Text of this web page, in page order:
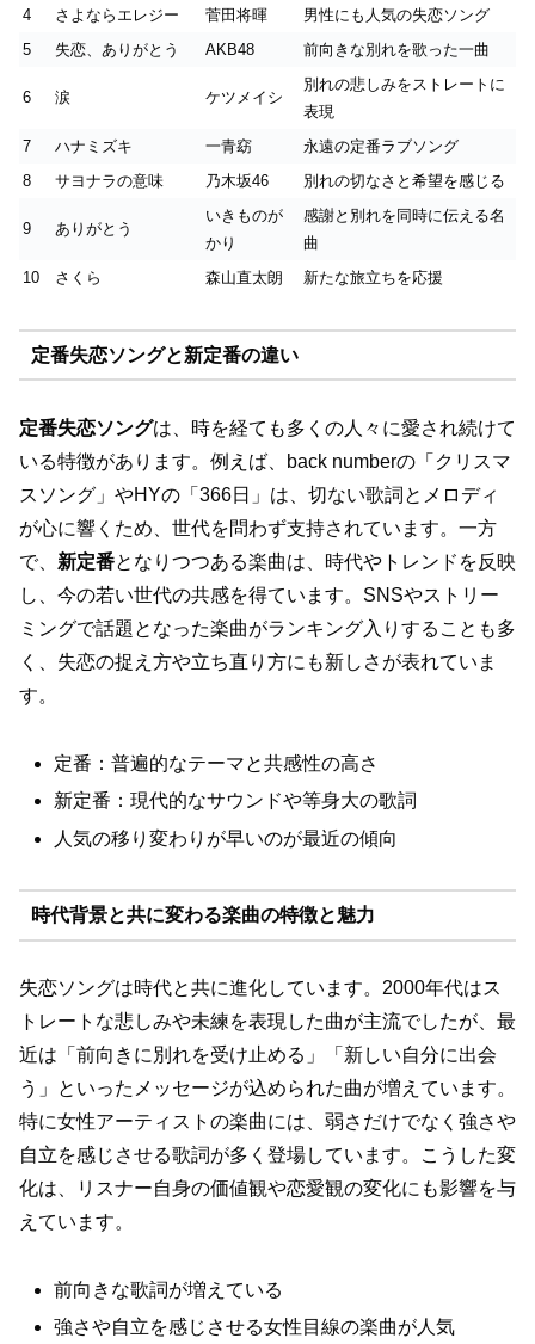
4
さよならエレジー 菅田将暉
男性にも人気の失恋ソング
5
失恋、ありがとう AKB48 前向きな別れを歌った一曲
6 涙 ケツメイシ
別れの悲しみをストレートに
表現
7
ハナミズキ 一青窈
永遠の定番ラブソング
8
サヨナラの意味 乃木坂46 別れの切なさと希望を感じる
9 ありがとう
いきものが
かり
感謝と別れを同時に伝える名
曲
10
さくら 森山直太朗 新たな旅立ちを応援
定番失恋ソングと新定番の違い
定番失恋ソングは、時を経ても多くの人々に愛され続けて
いる特徴があります。例えば、back numberの「クリスマ
スソング」やHYの「366日」は、切ない歌詞とメロディ
が心に響くため、世代を問わず支持されています。一方
で、 新定番となりつつある楽曲は、時代やトレンドを反映
し、今の若い世代の共感を得ています。SNSやストリー
ミングで話題となった楽曲がランキング入りすることも多
く、失恋の捉え方や立ち直り方にも新しさが表れていま
す。
定番：普遍的なテーマと共感性の高さ
新定番：現代的なサウンドや等身大の歌詞
人気の移り変わりが早いのが最近の傾向
時代背景と共に変わる楽曲の特徴と魅力
失恋ソングは時代と共に進化しています。2000年代はス
トレートな悲しみや未練を表現した曲が主流でしたが、最
近は「前向きに別れを受け止める」「新しい自分に出会
う」といったメッセージが込められた曲が増えています。
特に女性アーティストの楽曲には、弱さだけでなく強さや
自立を感じさせる歌詞が多く登場しています。こうした変
化は、リスナー自身の価値観や恋愛観の変化にも影響を与
えています。
前向きな歌詞が増えている
強さや自立を感じさせる女性目線の楽曲が人気